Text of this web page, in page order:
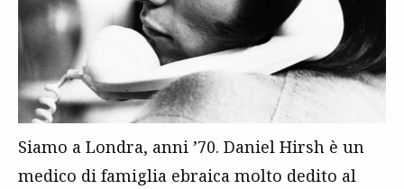
Siamo a Londra, anni ’70. Daniel Hirsh è un
medico di famiglia ebraica molto dedito al